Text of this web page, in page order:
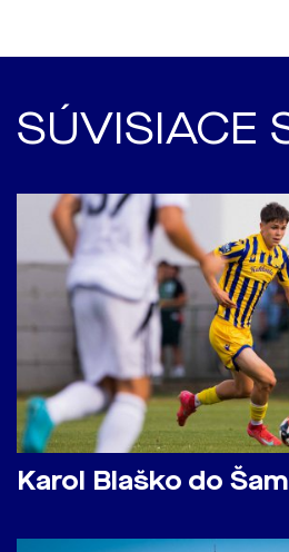
SÚVISIACE
Karol Blaško do